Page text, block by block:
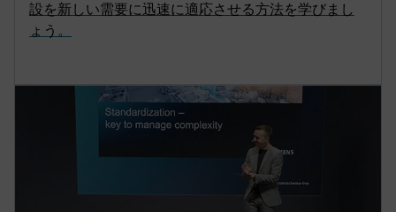
設を新しい需要に迅速に適応させる方法を学びまし
ょう。